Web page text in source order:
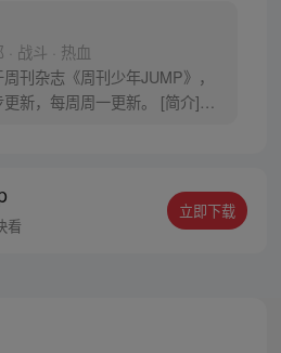
战斗 · 热血
刊杂志《周刊少年JUMP》，
新，每周周一更新。 [简介]有
为实现与因救他而断臂的杰克
海，开始了以成为海盗王为目
看
立即下载